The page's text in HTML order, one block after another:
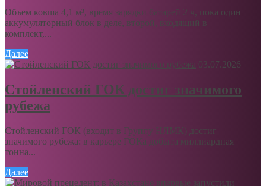
Объем ковша 4,1 м³, время зарядки батарей 2 ч, пока один
аккумуляторный блок в деле, второй, входящий в
комплект,...
Далее
03.07.2026
Стойленский ГОК достиг значимого
рубежа
Стойленский ГОК (входит в Группу НЛМК) достиг
значимого рубежа: в карьере ГОКа добыта миллиардная
тонна...
Далее